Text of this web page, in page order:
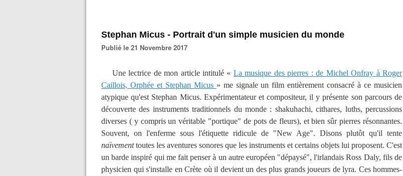
Stephan Micus - Portrait d'un simple musicien du monde
Publié le 21 Novembre 2017
Une lectrice de mon article intitulé « La musique des pierres : de Michel Onfray à Roger
Caillois, Orphée et Stephan Micus » me signale un film entièrement consacré à ce musicien
atypique qu'est Stephan Micus. Expérimentateur et compositeur, il y présente son parcours de
découverte des instruments traditionnels du monde : shakuhachi, cithares, luths, percussions
diverses ( y compris un véritable "portique" de pots de fleurs), et bien sûr pierres résonnantes.
Souvent, on l'enferme sous l'étiquette ridicule de "New Age". Disons plutôt qu'il tente
naïvementtoutes les aventures sonores que les instruments et certains objets lui proposent. C'est
un barde inspiré qui me fait penser à un autre européen "dépaysé", l'irlandais Ross Daly, fils de
physicien qui s'installe en Crète où il devient un des plus grands joueurs de lyra. Ces hommes-